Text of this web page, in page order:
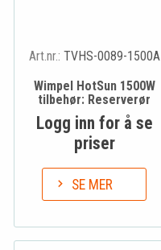
Art.nr.: TVHS-0089-1500A
Wimpel HotSun 1500W
tilbehør: Reserverør
Logg inn for å se
priser
SE MER